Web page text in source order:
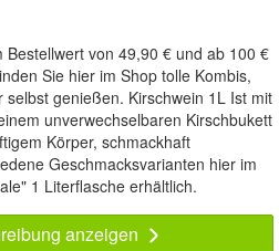
Bestellwert von 49,90 € und ab 100 €
Sie hier im Shop tolle Kombis,
genießen. Kirschwein 1L Ist mit
unverwechselbaren Kirschbukett
Körper, schmackhaft
Geschmacksvarianten hier im
1 Literflasche erhältlich.
anzeigen